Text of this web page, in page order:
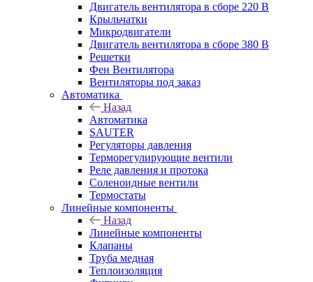
Двигатель вентилятора в сборе 220 В
Крыльчатки
Микродвигатели
Двигатель вентилятора в сборе 380 В
Решетки
Фен Вентилятора
Вентиляторы под заказ
Автоматика
Назад
Автоматика
SAUTER
Регуляторы давления
Терморегулирующие вентили
Реле давления и протока
Соленоидные вентили
Термостаты
Линейные компоненты
Назад
Линейные компоненты
Клапаны
Труба медная
Теплоизоляция